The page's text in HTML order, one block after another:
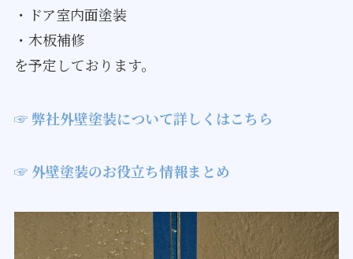
・ドア室内面塗装
・木板補修
を予定しております。
☞ 弊社外壁塗装について詳しくはこちら
☞ 外壁塗装のお役立ち情報まとめ